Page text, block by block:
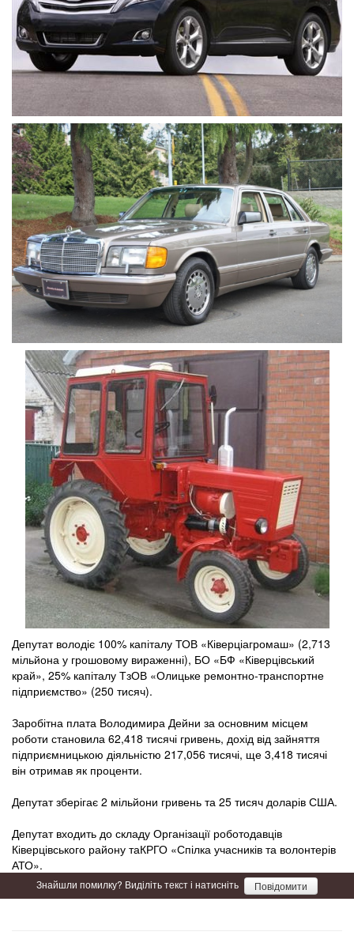
Депутат володіє 100% капіталу ТОВ «Ківерціагромаш» (2,713
мільйона у грошовому вираженні), БО «БФ «Ківерцівський
край», 25% капіталу ТзОВ «Олицьке ремонтно-транспортне
підприємство» (250 тисяч).
Заробітна плата Володимира Дейни за основним місцем
роботи становила 62,418 тисячі гривень, дохід від зайняття
підприємницькою діяльністю 217,056 тисячі, ще 3,418 тисячі
він отримав як проценти.
Депутат зберігає 2 мільйони гривень та 25 тисяч доларів США.
Депутат входить до складу Організації роботодавців
Ківерцівського району таКРГО «Спілка учасників та волонтерів
АТО».
Знайшли помилку? Виділіть текст і натисніть Повідомити